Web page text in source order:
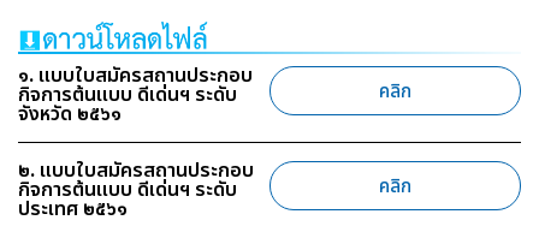
๑. แบบใบสมัครสถานประกอบ
กิจการต้นแบบ ดีเด่นฯ ระดับ
จังหวัด ๒๕๖๑
คลิก
๒. แบบใบสมัครสถานประกอบ
กิจการต้นแบบ ดีเด่นฯ ระดับ
ประเทศ ๒๕๖๑
คลิก